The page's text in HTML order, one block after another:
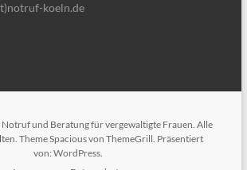
koeln.de
Notruf und Beratung für vergewaltigte Frauen. Alle
ThemeSpaciousvon ThemeGrill. Präsentiert
von:WordPress.